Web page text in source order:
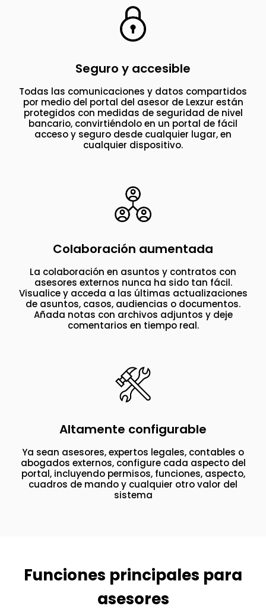
Seguro y accesible
Todas las comunicaciones y datos compartidos
por medio del portal del asesor de Lexzur están
protegidos con medidas de seguridad de nivel
bancario, convirtiéndolo en un portal de fácil
acceso y seguro desde cualquier lugar, en
cualquier dispositivo.
Colaboración aumentada
La colaboración en asuntos y contratos con
asesores externos nunca ha sido tan fácil.
Visualice y acceda a las últimas actualizaciones
de asuntos, casos, audiencias o documentos.
Añada notas con archivos adjuntos y deje
comentarios en tiempo real.
Altamente configurable
Ya sean asesores, expertos legales, contables o
abogados externos, configure cada aspecto del
portal, incluyendo permisos, funciones, aspecto,
cuadros de mando y cualquier otro valor del
sistema
Funciones principales para
asesores